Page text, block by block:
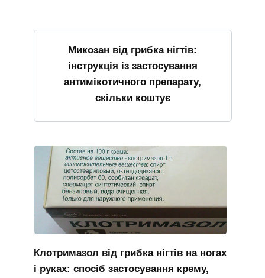
Микозан від грибка нігтів:
інструкція із застосування
антимікотичного препарату,
скільки коштує
Клотримазол від грибка нігтів на ногах
і руках: спосіб застосування крему,